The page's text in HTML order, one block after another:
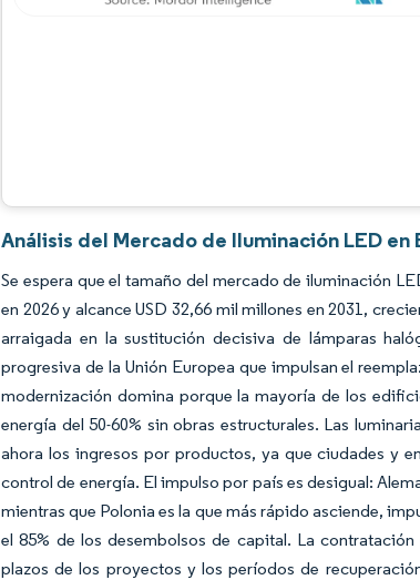
Análisis del Mercado de Iluminación LED
Se espera que el tamaño del mercado de iluminación
en 2026 y alcance USD 32,66 mil millones en 2031,
arraigada en la sustitución decisiva de lámparas
progresiva de la Unión Europea que impulsan el
modernización domina porque la mayoría de los
energía del 50-60% sin obras estructurales. Las
ahora los ingresos por productos, ya que ciudades y
control de energía. El impulso por país es desigual:
mientras que Polonia es la que más rápido asciende,
el 85% de los desembolsos de capital. La
plazos de los proyectos y los períodos de